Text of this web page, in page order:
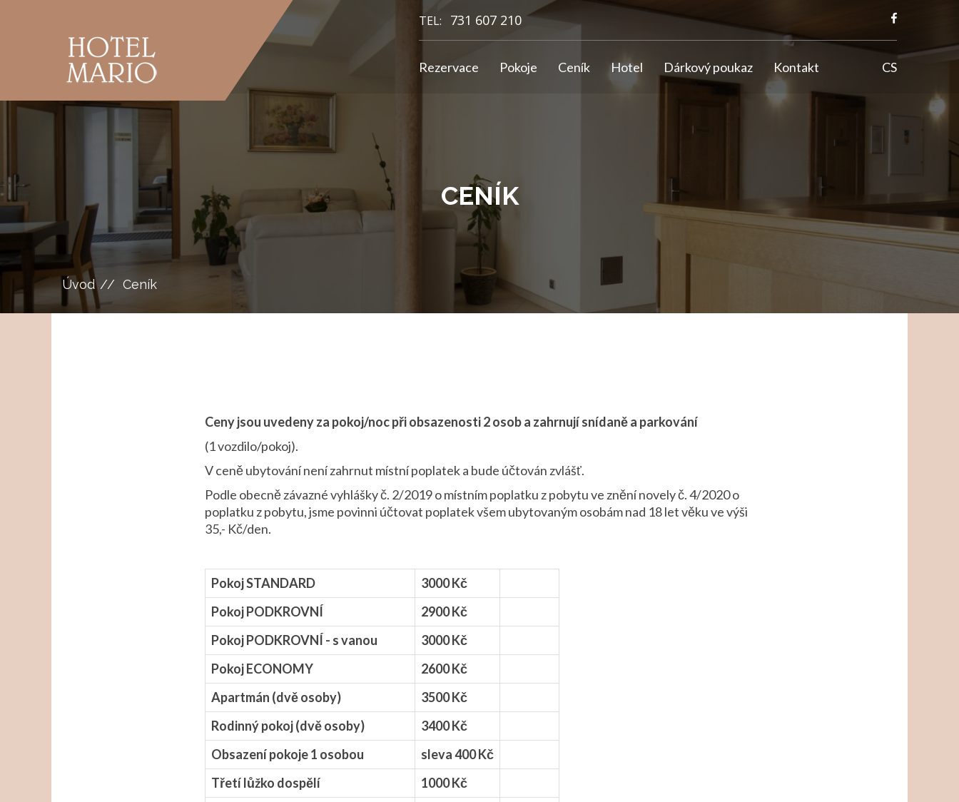
TEL: 731 607 210
Rezervace Pokoje Ceník Hotel Dárkový poukaz Kontakt CS
CENÍK
Úvod Ceník
Ceny jsou uvedeny za pokoj/noc při obsazenosti 2 osob a zahrnují snídaně a parkování
(1 vozdilo/pokoj).
V ceně ubytování není zahrnut místní poplatek a bude účtován zvlášť.
Podle obecně závazné vyhlášky č. 2/2019 o místním poplatku z pobytu ve znění novely č. 4/2020 o
poplatku z pobytu, jsme povinni účtovat poplatek všem ubytovaným osobám nad 18 let věku ve výši
35,- Kč/den.
Pokoj STANDARD
3000 Kč
Pokoj PODKROVNÍ
2900 Kč
Pokoj PODKROVNÍ - s vanou
3000 Kč
Pokoj ECONOMY
2600 Kč
Apartmán (dvě osoby)
3500 Kč
Rodinný pokoj (dvě osoby)
3400 Kč
Obsazení pokoje 1 osobou
sleva 400 Kč
Třetí lůžko dospělí
1000 Kč